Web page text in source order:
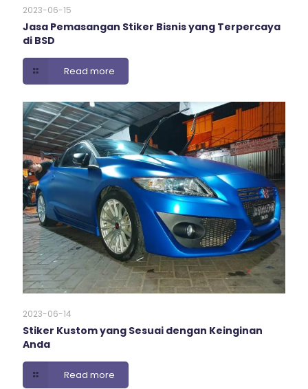
2023-06-15
Jasa Pemasangan Stiker Bisnis yang Terpercaya
di BSD
Read more
2023-06-14
Stiker Kustom yang Sesuai dengan Keinginan
Anda
Read more